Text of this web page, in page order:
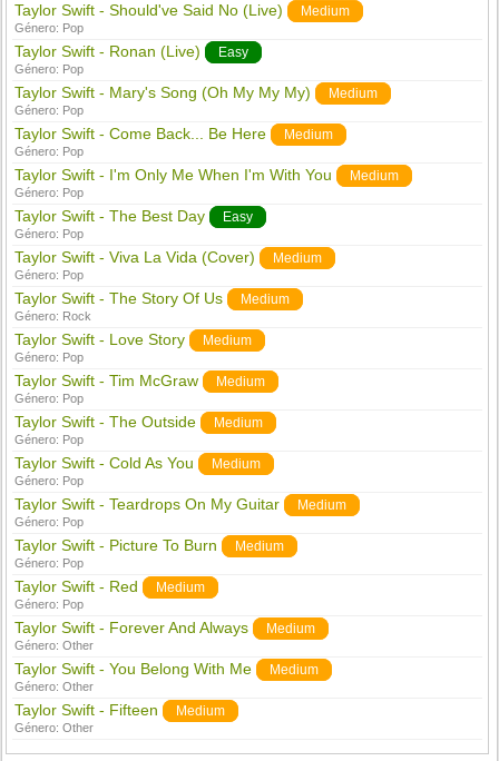
Taylor Swift - Should've Said No (Live) Medium
Género: Pop
Taylor Swift - Ronan (Live) Easy
Género: Pop
Taylor Swift - Mary's Song (Oh My My My) Medium
Género: Pop
Taylor Swift - Come Back... Be Here Medium
Género: Pop
Taylor Swift - I'm Only Me When I'm With You Medium
Género: Pop
Taylor Swift - The Best Day Easy
Género: Pop
Taylor Swift - Viva La Vida (Cover) Medium
Género: Pop
Taylor Swift - The Story Of Us Medium
Género: Rock
Taylor Swift - Love Story Medium
Género: Pop
Taylor Swift - Tim McGraw Medium
Género: Pop
Taylor Swift - The Outside Medium
Género: Pop
Taylor Swift - Cold As You Medium
Género: Pop
Taylor Swift - Teardrops On My Guitar Medium
Género: Pop
Taylor Swift - Picture To Burn Medium
Género: Pop
Taylor Swift - Red Medium
Género: Pop
Taylor Swift - Forever And Always Medium
Género:Other
Taylor Swift - You Belong With Me Medium
Género:Other
Taylor Swift - Fifteen Medium
Género:Other